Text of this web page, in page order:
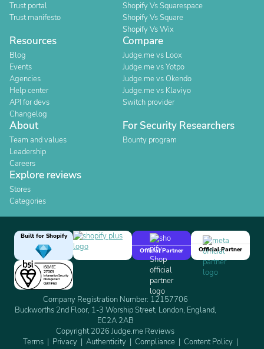
Trust portal
Trust manifesto
Shopify Vs Squarespace
Shopify Vs Square
Shopify Vs Wix
Resources
Blog
Events
Agencies
Help center
API for devs
Changelog
Compare
Judge.me vs Loox
Judge.me vs Yotpo
Judge.me vs Okendo
Judge.me vs Klaviyo
Switch provider
About
Team and values
Leadership
Careers
For Security Researchers
Bounty program
Explore reviews
Stores
Categories
Built for Shopify
Official Partner
Official Partner
Company Registration Number: 12157706
Buckworths 2nd Floor, 1-3 Worship Street, London, England,
EC2A 2AB
Copyright 2026 Judge.me Reviews
Terms
Privacy Authenticity Compliance
Content Policy